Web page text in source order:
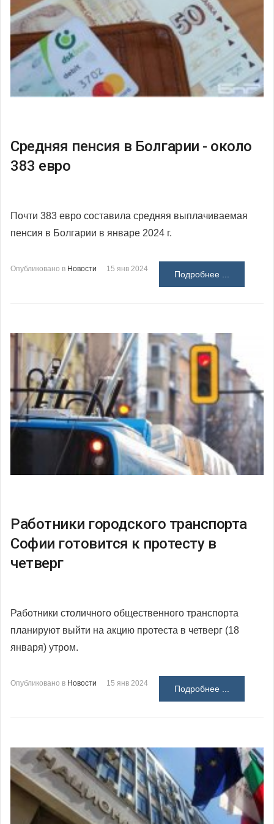
Средняя пенсия в Болгарии - около
383 евро
Почти 383 евро составила средняя выплачиваемая
пенсия в Болгарии в январе 2024 г.
Опубликовано в Новости 15 янв 2024
Подробнее ...
Работники городского транспорта
Софии готовится к протесту в
четверг
Работники столичного общественного транспорта
планируют выйти на акцию протеста в четверг (18
января) утром.
Опубликовано в Новости 15 янв 2024
Подробнее ...